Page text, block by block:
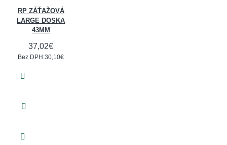
RP ZÁŤAŽOVÁ
LARGE DOSKA
43MM
37,02€
Bez DPH:30,10€